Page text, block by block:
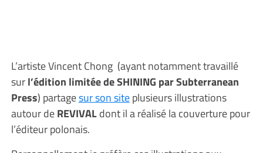
L’artiste Vincent Chong (ayant notamment travaillé
surl’édition limitée de SHINING par Subterranean
Press) partagesur son siteplusieurs illustrations
autour deREVIVALdont il a réalisé la couverture pour
l’éditeur polonais.